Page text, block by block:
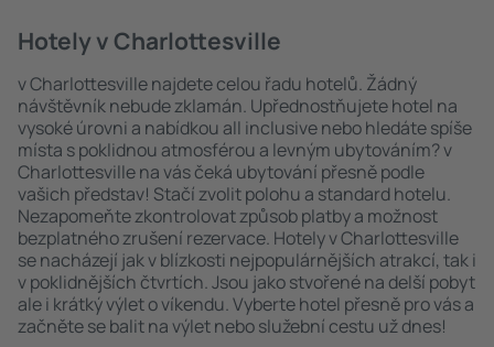
Hotely v Charlottesville
v Charlottesville najdete celou řadu hotelů. Žádný
návštěvník nebude zklamán. Upřednostňujete hotel na
vysoké úrovni a nabídkou all inclusive nebo hledáte spíše
místa s poklidnou atmosférou a levným ubytováním? v
Charlottesville na vás čeká ubytování přesně podle
vašich představ! Stačí zvolit polohu a standard hotelu.
Nezapomeňte zkontrolovat způsob platby a možnost
bezplatného zrušení rezervace. Hotely v Charlottesville
se nacházejí jak v blízkosti nejpopulárnějších atrakcí, tak i
v poklidnějších čtvrtích. Jsou jako stvořené na delší pobyt
ale i krátký výlet o víkendu. Vyberte hotel přesně pro vás a
začněte se balit na výlet nebo služební cestu už dnes!